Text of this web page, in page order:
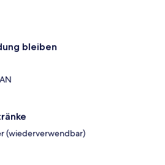
bleiben
(wiederverwendbar)